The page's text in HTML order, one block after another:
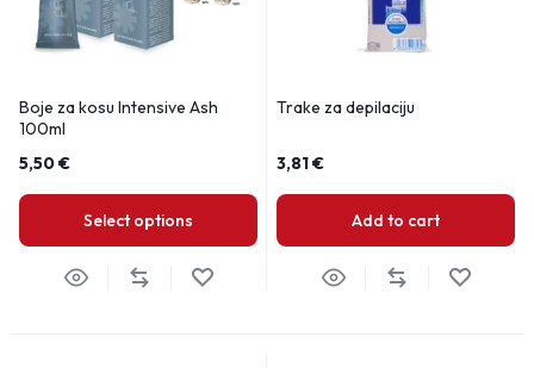
Boje za kosu Intensive Ash
100ml
5,50€
Select options
Trake za depilaciju
3,81€
Add to cart